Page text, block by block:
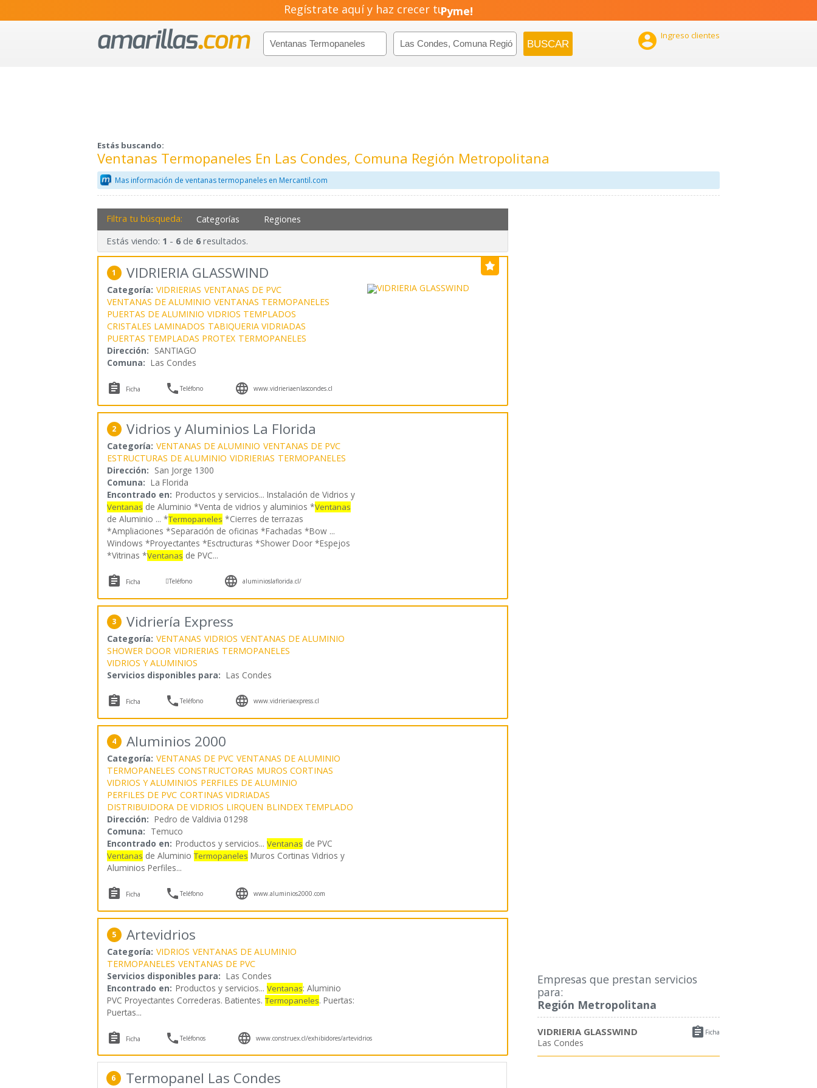
Regístrate aquí y haz crecer tuNegocio!
Pyme!
Emprendimiento!
 Ingreso clientes
Estás buscando:
Ventanas Termopaneles En Las Condes, Comuna Región Metropolitana
Mas información de ventanas termopaneles en Mercantil.com
Empresas que prestan servicios
para:
Región Metropolitana
 Ficha
VIDRIERIA GLASSWIND
Las Condes
Filtra tu búsqueda: Categorías Regiones
Estás viendo: 1 - 6de 6resultados.
1 VIDRIERIA GLASSWIND
Categoría: VIDRIERIAS VENTANAS DE PVC
VENTANAS DE ALUMINIO VENTANAS TERMOPANELES
PUERTAS DE ALUMINIO VIDRIOS TEMPLADOS
CRISTALES LAMINADOS TABIQUERIA VIDRIADAS
PUERTAS TEMPLADAS PROTEX TERMOPANELES
Dirección: SANTIAGO
Comuna: Las Condes
 Ficha Teléfono  www.vidrieriaenlascondes.cl
2 Vidrios y Aluminios La Florida
Categoría: VENTANAS DE ALUMINIO VENTANAS DE PVC
ESTRUCTURAS DE ALUMINIO VIDRIERIAS TERMOPANELES
Dirección: San Jorge 1300
Comuna: La Florida
Encontrado en: Productos y servicios... Instalación de Vidrios y
Ventanas de Aluminio *Venta de vidrios y aluminios *Ventanas
de Aluminio ... *Termopaneles *Cierres de terrazas
*Ampliaciones *Separación de oficinas *Fachadas *Bow ...
Windows *Proyectantes *Esctructuras *Shower Door *Espejos
*Vitrinas *Ventanas de PVC...
 Ficha Teléfono  aluminioslaflorida.cl/
3 Vidriería Express
Categoría: VENTANAS VIDRIOS VENTANAS DE ALUMINIO
SHOWER DOOR VIDRIERIAS TERMOPANELES
VIDRIOS Y ALUMINIOS
Servicios disponibles para: Las Condes
 Ficha Teléfono  www.vidrieriaexpress.cl
4 Aluminios 2000
Categoría: VENTANAS DE PVC VENTANAS DE ALUMINIO
TERMOPANELES CONSTRUCTORAS MUROS CORTINAS
VIDRIOS Y ALUMINIOS PERFILES DE ALUMINIO
PERFILES DE PVC CORTINAS VIDRIADAS
DISTRIBUIDORA DE VIDRIOS LIRQUEN BLINDEX TEMPLADO
Dirección: Pedro de Valdivia 01298
Comuna: Temuco
Encontrado en: Productos y servicios... Ventanas de PVC
Ventanas de Aluminio Termopaneles Muros Cortinas Vidrios y
Aluminios Perfiles...
 Ficha Teléfono  www.aluminios2000.com
5 Artevidrios
Categoría: VIDRIOS VENTANAS DE ALUMINIO
TERMOPANELES VENTANAS DE PVC
Servicios disponibles para: Las Condes
Encontrado en: Productos y servicios... Ventanas: Aluminio
PVC Proyectantes Correderas. Batientes. Termopaneles. Puertas:
Puertas...
 Ficha Teléfonos  www.construex.cl/exhibidores/artevidrios
6 Termopanel Las Condes